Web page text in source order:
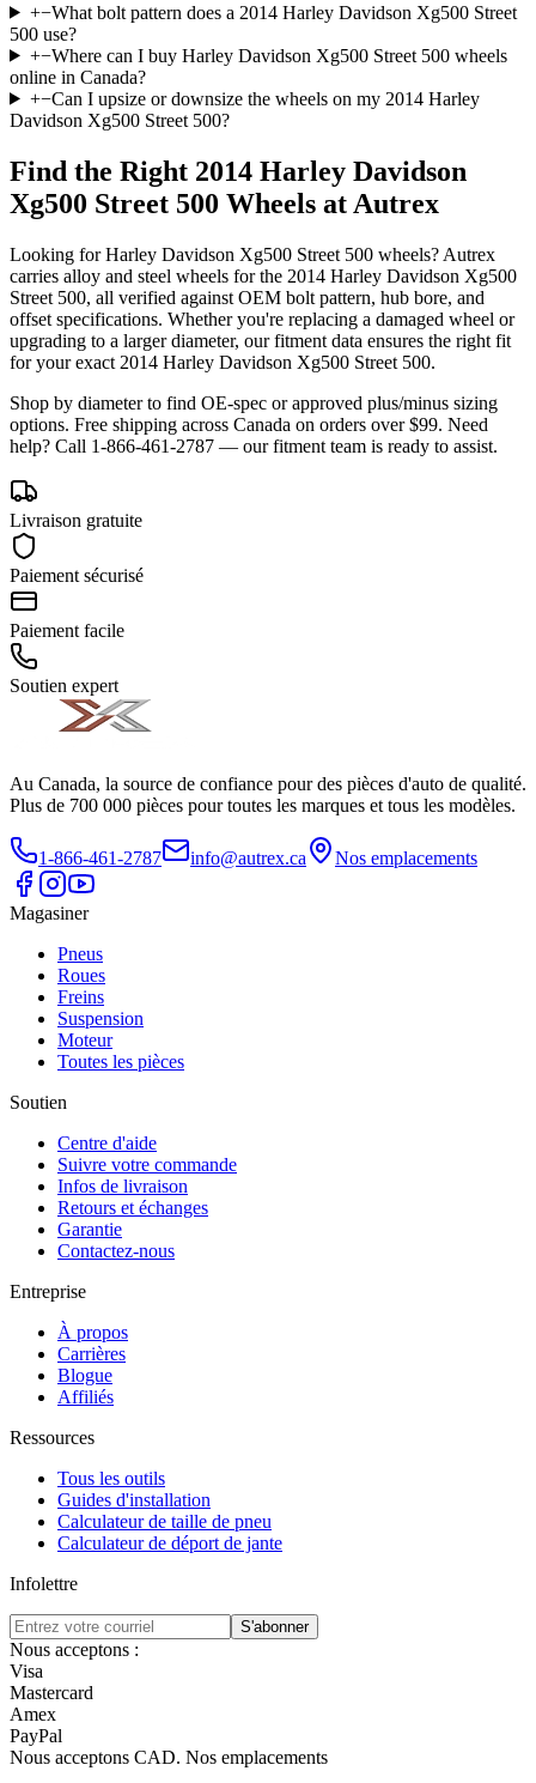
+−What bolt pattern does a 2014 Harley Davidson Xg500 Street
500 use?
+−Where can I buy Harley Davidson Xg500 Street 500 wheels
online in Canada?
+−Can I upsize or downsize the wheels on my 2014 Harley
Davidson Xg500 Street 500?
Find the Right 2014 Harley Davidson
Xg500 Street 500 Wheels at Autrex
Looking forHarley Davidson Xg500 Street 500 wheels? Autrex
carries alloy and steel wheels for the 2014 Harley Davidson Xg500
Street 500, all verified against OEM bolt pattern, hub bore, and
offset specifications. Whether you're replacing a damaged wheel or
upgrading to a larger diameter, our fitment data ensures the right fit
for your exact 2014 Harley Davidson Xg500 Street 500.
Shop by diameter to find OE-spec or approved plus/minus sizing
options. Free shipping across Canada on orders over $99. Need
help? Call 1-866-461-2787 — our fitment team is ready to assist.
Livraison gratuite
Paiement sécurisé
Paiement facile
Soutien expert
Au Canada, la source de confiance pour des pièces d'auto de qualité.
Plus de 700 000 pièces pour toutes les marques et tous les modèles.
1-866-461-2787 info@autrex.ca Nos emplacements
Magasiner
Pneus
Roues
Freins
Suspension
Moteur
Toutes les pièces
Soutien
Centre d'aide
Suivre votre commande
Infos de livraison
Retours et échanges
Garantie
Contactez-nous
Entreprise
À propos
Carrières
Blogue
Affiliés
Ressources
Tous les outils
Guides d'installation
Calculateur de taille de pneu
Calculateur de déport de jante
Infolettre
S'abonner
Nous acceptons :
Visa
Mastercard
Amex
PayPal
Nous acceptons CAD. Nos emplacements